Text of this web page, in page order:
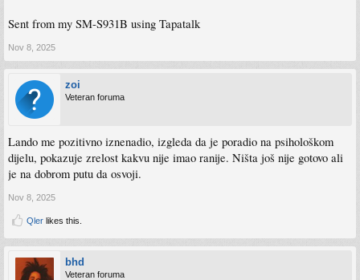
Sent from my SM-S931B using Tapatalk
Nov 8, 2025
zoi
Veteran foruma
Lando me pozitivno iznenadio, izgleda da je poradio na psihološkom
dijelu, pokazuje zrelost kakvu nije imao ranije. Ništa još nije gotovo ali
je na dobrom putu da osvoji.
Nov 8, 2025
Qler likes this.
bhd
Veteran foruma